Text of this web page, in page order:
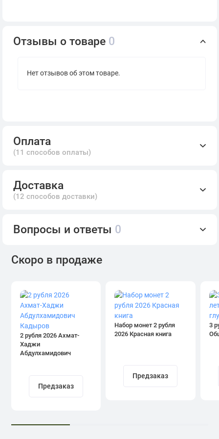
Отзывы о товаре 0
Нет отзывов об этом товаре.
Оплата
(11 способов оплаты)
Доставка
(12 способов доставки)
Вопросы и ответы 0
Скоро в продаже
2 рубля 2026 Ахмат-
Хаджи
Абдулхамидович
Предзаказ
Набор монет 2 рубля
2026 Красная книга
Предзаказ
3